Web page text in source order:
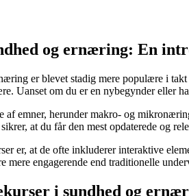
og ernæring: En
er blevet stadig mere populære i
Uanset om du er en nybegynder
emner, herunder makro- og
at du får den mest opdaterede og
er, at de ofte inkluderer interaktive
engagerende end traditionelle
i sundhed og